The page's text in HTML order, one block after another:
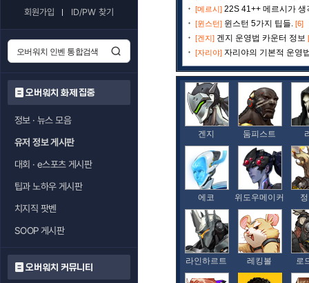
회원가입 ID/PW 찾기
오버워치 화제 집중
정보 · 뉴스 모음
유저 정보 게시판
대회 · e스포츠 게시판
팁과 노하우 게시판
치지직 팟벤
SOOP 게시판
오버워치 커뮤니티
[메르시] 22S 41++ 메르시가
[윈스턴] 윈스턴 5가지 팁들. [6]
[겐지] 겐지 운영법 카운터 정보
[자리야] 자리야의 기본적 운영
겐지 둠피스트
에코 위도우메이커
라인하르트 레킹볼 로